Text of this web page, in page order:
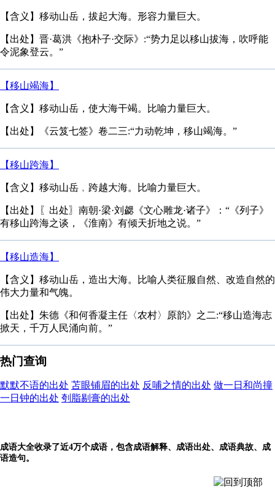
【含义】移动山岳，拔起大海。形容力量巨大。
【出处】晋·葛洪《抱朴子·交际》:“势力足以移山拔海，吹呼能
令泥象登云。”
【移山竭海】
【含义】移动山岳，使大海干竭。比喻力量巨大。
【出处】《云笈七签》卷二三:“力动乾坤，移山竭海。”
【移山跨海】
【含义】移动山岳﹐跨越大海。比喻力量巨大。
【出处】〖出处〗南朝·梁·刘勰《文心雕龙·诸子》：“《列子》
有移山跨海之谈，《淮南》有倾天折地之说。”
【移山造海】
【含义】移动山岳，造出大海。比喻人类征服自然、改造自然的
伟大力量和气魄。
【出处】朱德《和何香凝主任〈农村〉原韵》之二:“移山造海志
掀天，千万人民涌向前。”
热门查询
默默不语的出处 苫眼铺眉的出处 反哺之情的出处 做一日和尚撞
一日钟的出处 刳脂剔膏的出处
成语大全收录了近4万个成语，包含成语解释、成语出处、成语典故、成
语造句。